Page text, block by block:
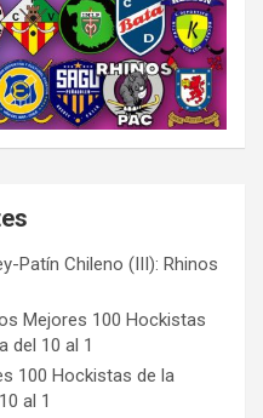
Patín Chileno (III): Rhinos
Mejores 100 Hockistas
del 10 al 1
100 Hockistas de la
al 1